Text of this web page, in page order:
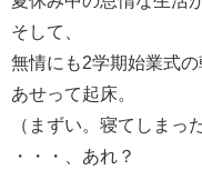
そして、
無情にも2学期始業式の
あせって起床。
（まずい。寝てしまっ
・・・、あれ？